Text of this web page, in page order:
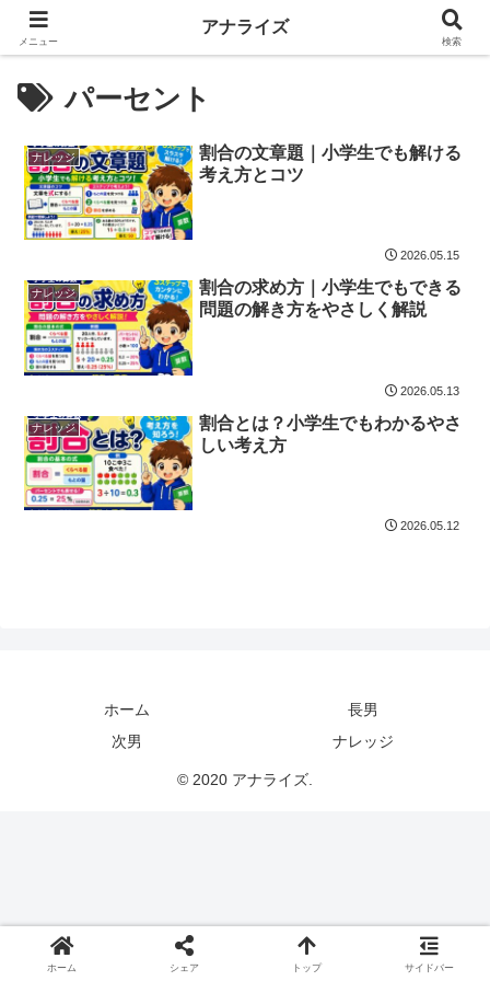
パーセント
ナレッジ
割合の文章題｜小学生でも解ける
考え方とコツ
2026.05.15
ナレッジ
割合の求め方｜小学生でもできる
問題の解き方をやさしく解説
2026.05.13
ナレッジ
割合とは？小学生でもわかるやさ
しい考え方
2026.05.12
ホーム
長男
次男
ナレッジ
© 2020 アナライズ.
メニュー
アナライズ
検索
ホーム シェア トップ サイドバー